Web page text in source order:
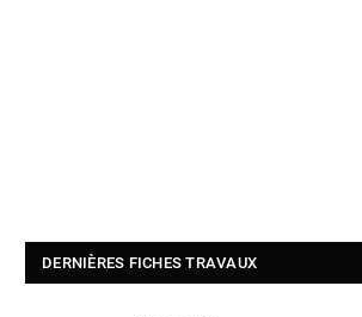
DERNIÈRES FICHES TRAVAUX